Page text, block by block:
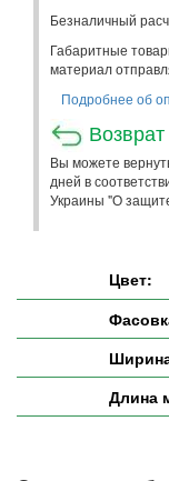
Безналичный
Габаритные
материал
Подробнее об
Вы можете
дней в
Украины "О
Цвет:
Длина